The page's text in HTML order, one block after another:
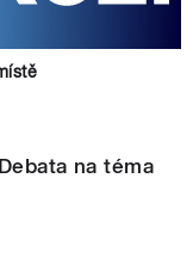
na téma